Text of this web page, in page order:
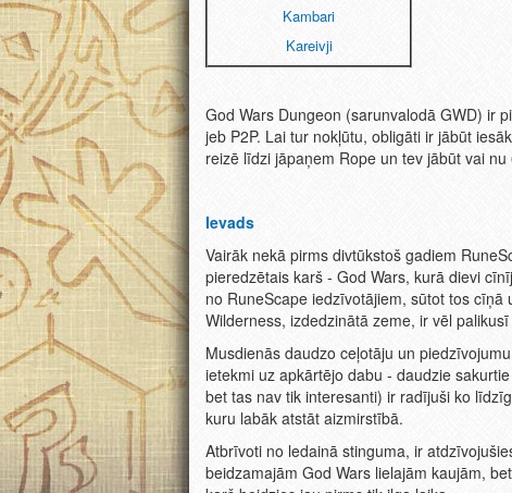
Kambari
Kareivji
God Wars Dungeon (sarunvalodā GWD) ir
jeb P2P. Lai tur nokļūtu, obligāti ir jābūt
reizē līdzi jāpaņem Rope un tev jābūt vai
Ievads
Vairāk nekā pirms divtūkstoš gadiem
pieredzētais karš - God Wars, kurā dievi
no RuneScape iedzīvotājiem, sūtot tos
Wilderness, izdedzinātā zeme, ir vēl
Musdienās daudzo ceļotāju un
ietekmi uz apkārtējo dabu - daudzie
bet tas nav tik interesanti) ir radījuši ko
kuru labāk atstāt aizmirstībā.
Atbrīvoti no ledainā stinguma, ir
beidzamajām God Wars lielajām kaujām,